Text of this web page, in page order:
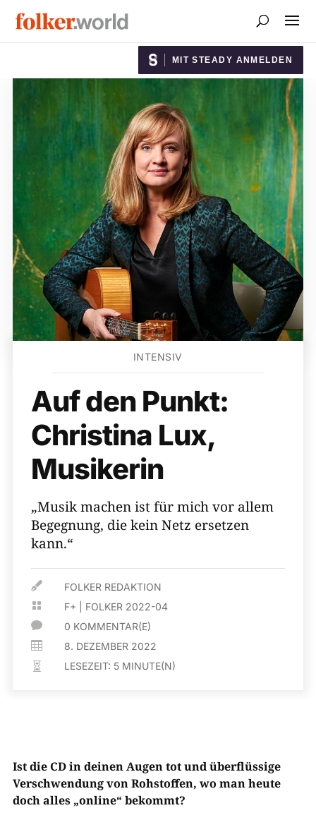
MIT STEADY ANMELDEN
INTENSIV
Auf den Punkt:
Christina Lux,
Musikerin
„Musik machen ist für mich vor allem
Begegnung, die kein Netz ersetzen
kann.“
 FOLKER REDAKTION
 F+ FOLKER 2022-04
 0 KOMMENTAR(E)
 8. DEZEMBER 2022
 LESEZEIT: 5 MINUTE(N)
Ist die CD in deinen Augen tot und überflüssige
Verschwendung von Rohstoffen, wo man heute
doch alles „online“ bekommt?